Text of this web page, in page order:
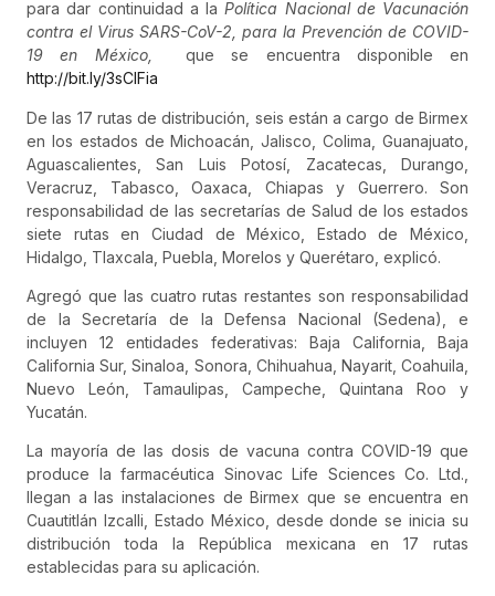
para dar continuidad a laPolítica Nacional de Vacunación
contra el Virus SARS-CoV-2, para la Prevención de COVID-
19 en México, que se encuentra disponible en
http://bit.ly/3sCIFia
De las 17 rutas de distribución, seis están a cargo de Birmex
en los estados de Michoacán, Jalisco, Colima, Guanajuato,
Aguascalientes, San Luis Potosí, Zacatecas, Durango,
Veracruz, Tabasco, Oaxaca, Chiapas y Guerrero. Son
responsabilidad de las secretarías de Salud de los estados
siete rutas en Ciudad de México, Estado de México,
Hidalgo, Tlaxcala, Puebla, Morelos y Querétaro, explicó.
Agregó que las cuatro rutas restantes son responsabilidad
de la Secretaría de la Defensa Nacional (Sedena), e
incluyen 12 entidades federativas: Baja California, Baja
California Sur, Sinaloa, Sonora, Chihuahua, Nayarit, Coahuila,
Nuevo León, Tamaulipas, Campeche, Quintana Roo y
Yucatán.
La mayoría de las dosis de vacuna contra COVID-19 que
produce la farmacéutica Sinovac Life Sciences Co. Ltd.,
llegan a las instalaciones de Birmex que se encuentra en
Cuautitlán Izcalli, Estado México, desde donde se inicia su
distribución toda la República mexicana en 17 rutas
establecidas para su aplicación.